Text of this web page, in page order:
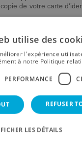
de votre carte
expérience et
de la
services ou
utilise des
l'expérience
à notre Politique
PERFORMANCE
REFUSER
LES DÉTAILS